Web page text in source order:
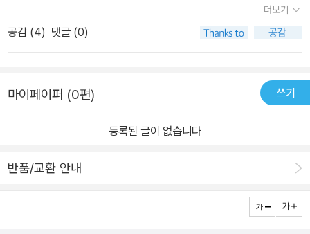
을 늘 떠올려야 한다.선량한 사람이라고 여겼던 주인공과 요가 선생
을 끝까지 지지하고 싶다는 마음과, 그렇지 못한 마음의 간극.빈곤사
회연대를 위한 투쟁! 역시... 싶은 책.- 우리는 아무것도 아니다. 이미
하고 주소지를 갖고 살 돈이 없는 사람은 아무것도 아니게 되었다.그
그러니까 우리는 서로에게도 아무것도 아니다. 살아 있으니까 살고
죽어도 아무도 슬퍼하지 않듯, 네가 죽어도 아무도 상관하지 않는다.
더보기
공감 (4) 댓글 (0)
마이페이퍼 (0편) 쓰기
등록된 글이 없습니다
반품/교환 안내